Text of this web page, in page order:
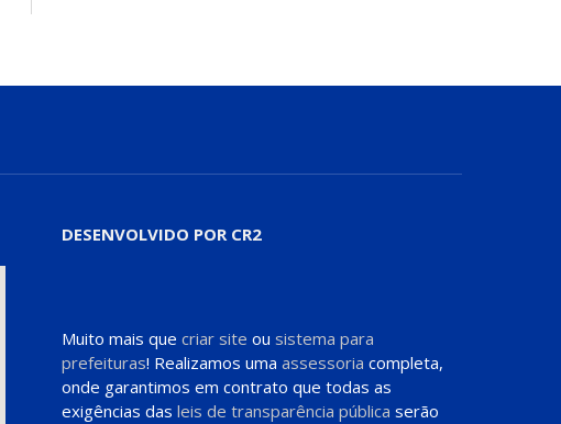
DESENVOLVIDO POR CR2
Muito mais que criar site ou sistema para
prefeituras! Realizamos uma assessoria completa,
onde garantimos em contrato que todas as
exigências das leis de transparência pública serão